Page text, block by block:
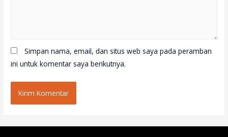
Simpan nama, email, dan situs web saya pada peramban
ini untuk komentar saya berikutnya.